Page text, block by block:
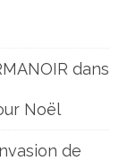
dans
Noël
de